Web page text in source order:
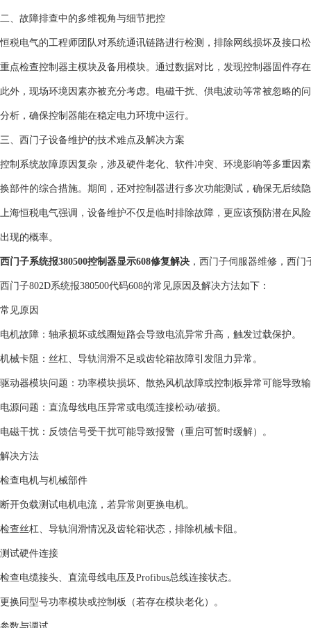
二、故障排查中的多维视角与细节把控
恒税电气的工程师团队对系统通讯链路进行检测，排除网线损坏及接口
重点检查控制器主模块及备用模块。通过数据对比，发现控制器固件存
此外，现场环境因素亦被充分考虑。电磁干扰、供电波动等常被忽略的
分析，确保控制器能在稳定电力环境中运行。
三、西门子设备维护的技术难点及解决方案
控制系统故障原因复杂，涉及硬件老化、软件冲突、环境影响等多重因
换部件的综合措施。期间，还对控制器进行多次功能测试，确保无后续
上海恒税电气强调，设备维护不仅是临时排除故障，更应该预防潜在风
出现的概率。
西门子系统报380500控制器显示608修复解决 ，西门子伺服器维修，西
西门子802D系统报380500代码608的常见原因及解决方法如下：
常见原因
‌电机故障‌：轴承损坏或线圈短路会导致电流异常升高，触发过载保护。 ‌
‌机械卡阻‌：丝杠、导轨润滑不足或齿轮箱故障引发阻力异常。 ‌
驱动器模块问题‌：功率模块损坏、散热风机故障或控制板异常可能导致
‌电源问题‌：直流母线电压异常或电缆连接松动/破损。 ‌
‌电磁干扰‌：反馈信号受干扰可能导致报警（重启可暂时缓解）。 ‌
解决方法
‌检查电机与机械部件‌
断开负载测试电机电流，若异常则更换电机。 ‌
检查丝杠、导轨润滑情况及齿轮箱状态，排除机械卡阻。 ‌
‌测试硬件连接‌
检查电缆接头、直流母线电压及Profibus总线连接状态。 ‌
更换同型号功率模块或控制板（若存在模块老化）。 ‌